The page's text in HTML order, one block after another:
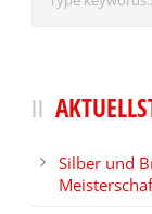
Silber und